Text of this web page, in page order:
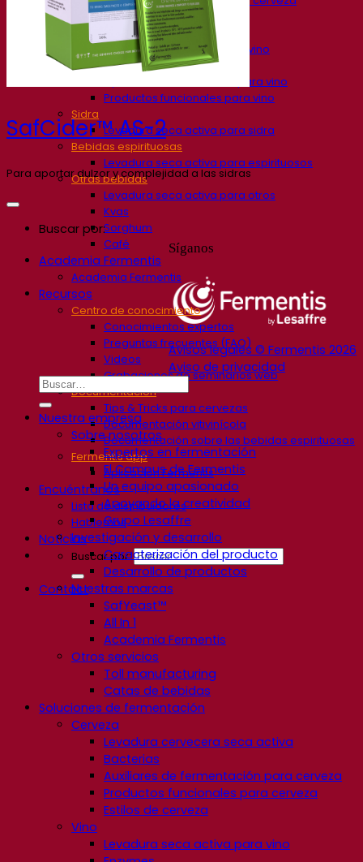
Estilos de cerveza
Vino
Levadura seca activa para vino
Enzymes
Ayudas de fermentación para vino
Productos funcionales para vino
Sidra
Levadura seca activa para sidra
Bebidas espirituosas
Levadura seca activa para espirituosos
Otras bebidas
Levadura seca activa para otros
Kvas
Sorghum
Café
Academia Fermentis
Academia Fermentis
Recursos
Centro de conocimiento
Conocimientos expertos
Preguntas frecuentes (FAQ)
Videos
Grabaciones de seminarios web
Documentación
Tips & Tricks para cervezas
Documentación vitivinícola
Documentación sobre las bebidas espirituosas
Fermentis app
Aplicación Fermentis
Encuéntranos
Lista de distribuidores
Hablemos
Noticias
Buscar por:
Contact
SafCider™ AS-2
Para aportar dulzor y complejidad a las sidras
Síganos
Avisos legales © Fermentis 2026
Aviso de privacidad
Buscar por:
Nuestra empresa
Sobre nosotros
Expertos en fermentación
El Campus de Fermentis
Un equipo apasionado
Apoyando la creatividad
Grupo Lesaffre
Investigación y desarrollo
Caracterización del producto
Desarrollo de productos
Nuestras marcas
SafYeast™
All In 1
Academia Fermentis
Otros servicios
Toll manufacturing
Catas de bebidas
Soluciones de fermentación
Cerveza
Levadura cervecera seca activa
Bacterias
Auxiliares de fermentación para cerveza
Productos funcionales para cerveza
Estilos de cerveza
Vino
Levadura seca activa para vino